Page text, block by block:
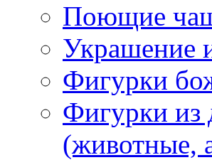
Поющие
Украшение
Фигурки
Фигурки из
(животные,